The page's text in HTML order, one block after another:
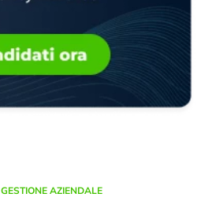
GESTIONE AZIENDALE